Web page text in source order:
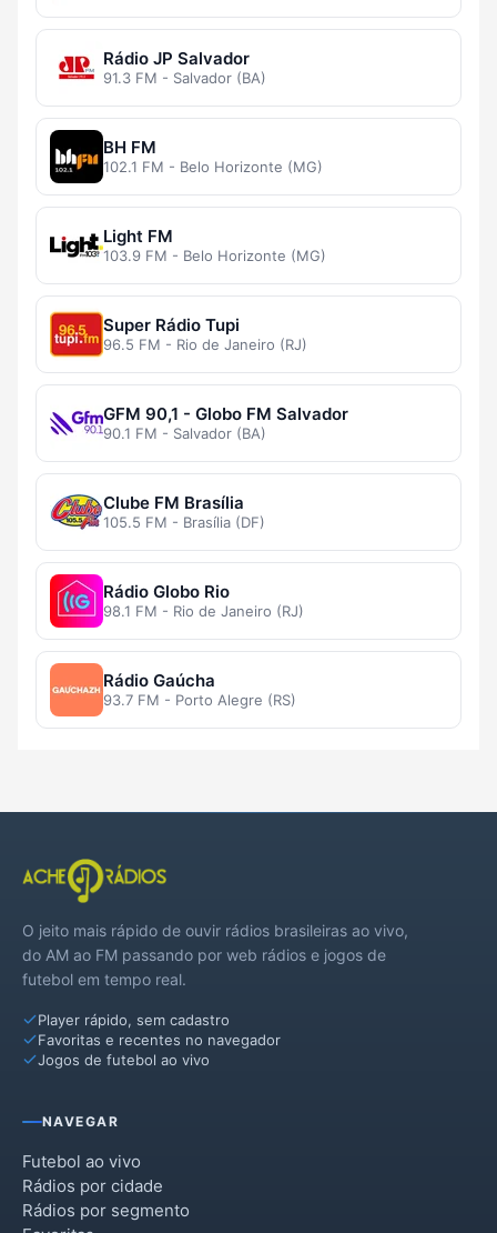
Rádio JP Salvador
91.3 FM - Salvador (BA)
BH FM
102.1 FM - Belo Horizonte (MG)
Light FM
103.9 FM - Belo Horizonte (MG)
Super Rádio Tupi
96.5 FM - Rio de Janeiro (RJ)
GFM 90,1 - Globo FM Salvador
90.1 FM - Salvador (BA)
Clube FM Brasília
105.5 FM - Brasília (DF)
Rádio Globo Rio
98.1 FM - Rio de Janeiro (RJ)
Rádio Gaúcha
93.7 FM - Porto Alegre (RS)
O jeito mais rápido de ouvir rádios brasileiras ao vivo,
do AM ao FM passando por web rádios e jogos de
futebol em tempo real.
Player rápido, sem cadastro
Favoritas e recentes no navegador
Jogos de futebol ao vivo
NAVEGAR
Futebol ao vivo
Rádios por cidade
Rádios por segmento